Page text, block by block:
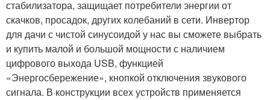
стабилизатора, защищает потребители энергии от
скачков, просадок, других колебаний в сети. Инвертор
для дачи с чистой синусоидой у нас вы сможете выбрать
и купить малой и большой мощности с наличием
цифрового выхода USB, функцией
«Энергосбережение», кнопкой отключения звукового
сигнала. В конструкции всех устройств применяется